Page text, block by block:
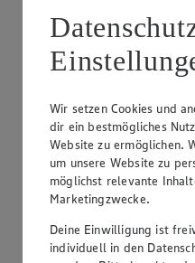
PAYBACK
Wir setzen Cookies und
dir ein bestmögliches
Website zu ermöglichen.
um unsere Website zu
möglichst relevante
Marketingzwecke.
Deine Einwilligung ist
individuell in den